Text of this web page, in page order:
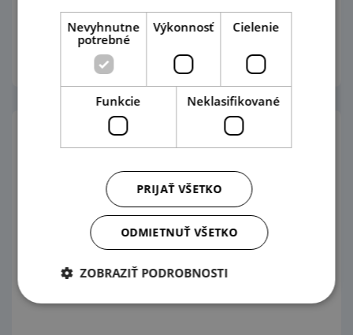
A
Nevyhnutne
potrebné
Výkonnosť Cielenie
Funkcie Neklasifikované
PRIJAŤ VŠETKO
ODMIETNUŤ VŠETKO
ZOBRAZIŤ PODROBNOSTI